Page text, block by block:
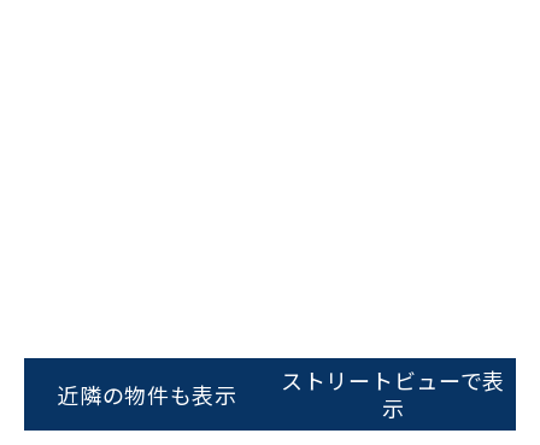
スムーズにご案内できます
0120-620-213
近隣の物件も表示
ストリートビューで表
示